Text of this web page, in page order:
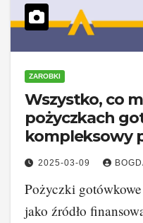
ZAROBKI
Wszystko, co
pożyczkach
kompleksowy
2025-03-09
Pożyczki
jako źródło